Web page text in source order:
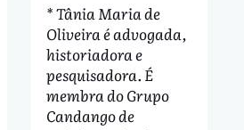
* Tânia Maria de
Oliveira é advogada,
historiadora e
pesquisadora. É
membra do Grupo
Candango de